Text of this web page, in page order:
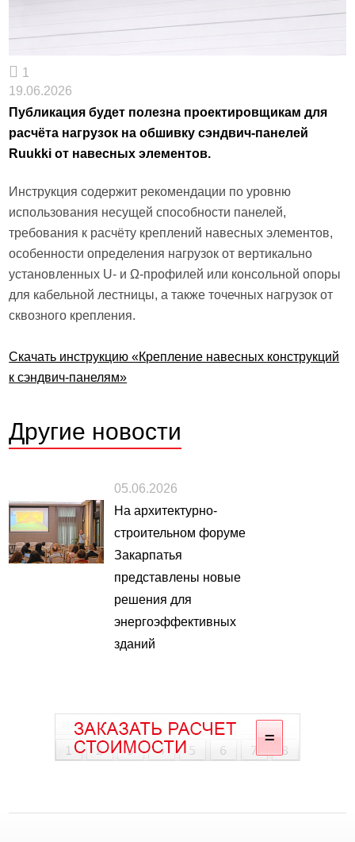
1
19.06.2026
Публикация будет полезна проектировщикам для
расчёта нагрузок на обшивку сэндвич-панелей
Ruukki от навесных элементов.
Инструкция содержит рекомендации по уровню
использования несущей способности панелей,
требования к расчёту креплений навесных элементов,
особенности определения нагрузок от вертикально
установленных U- и Ω-профилей или консольной опоры
для кабельной лестницы, а также точечных нагрузок от
сквозного крепления.
Скачать инструкцию «Крепление навесных конструкций
к сэндвич-панелям»
Другие новости
05.06.2026
На архитектурно-
строительном форуме
Закарпатья
представлены новые
решения для
энергоэффективных
зданий